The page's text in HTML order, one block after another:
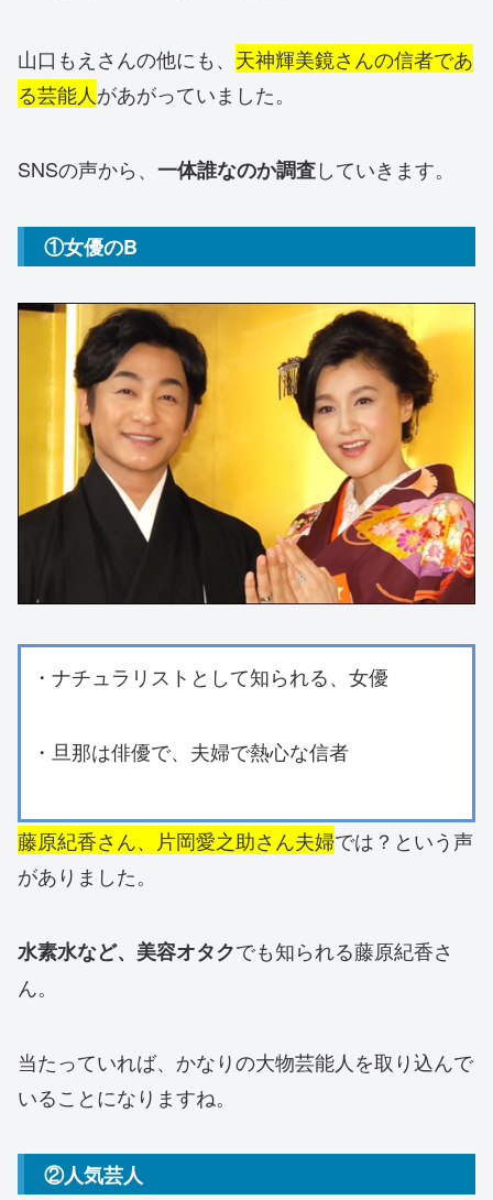
山口もえさんの他にも、 天神輝美鏡さんの信者であ
る芸能人があがっていました。
SNSの声から、 一体誰なのか調査していきます。
①女優のB
・ナチュラリストとして知られる、女優
・旦那は俳優で、夫婦で熱心な信者
藤原紀香さん、片岡愛之助さん夫婦では？という声
がありました。
水素水など、美容オタクでも知られる藤原紀香さ
ん。
当たっていれば、かなりの大物芸能人を取り込んで
いることになりますね。
②人気芸人